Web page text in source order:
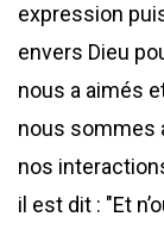
expression
envers Dieu
nous a aimés
nous sommes
nos
il est dit : "Et